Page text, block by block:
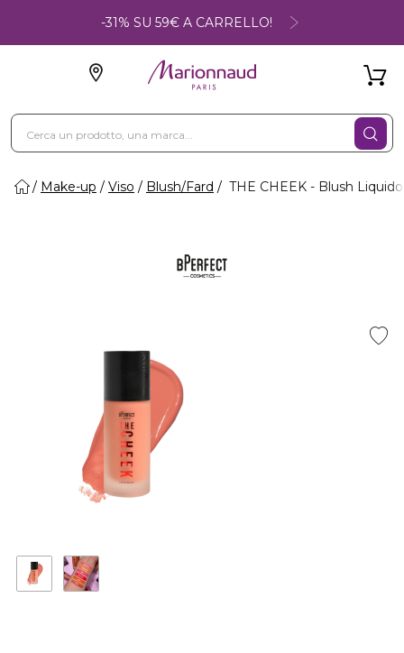
-31% SU 59€ A CARRELLO!
Make-up Viso Blush/Fard THE CHEEK - Blush Liquido